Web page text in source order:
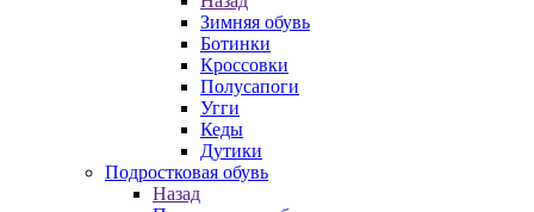
Зимняя обувь
Ботинки
Кроссовки
Полусапоги
Угги
Кеды
Дутики
Подростковая обувь
Назад